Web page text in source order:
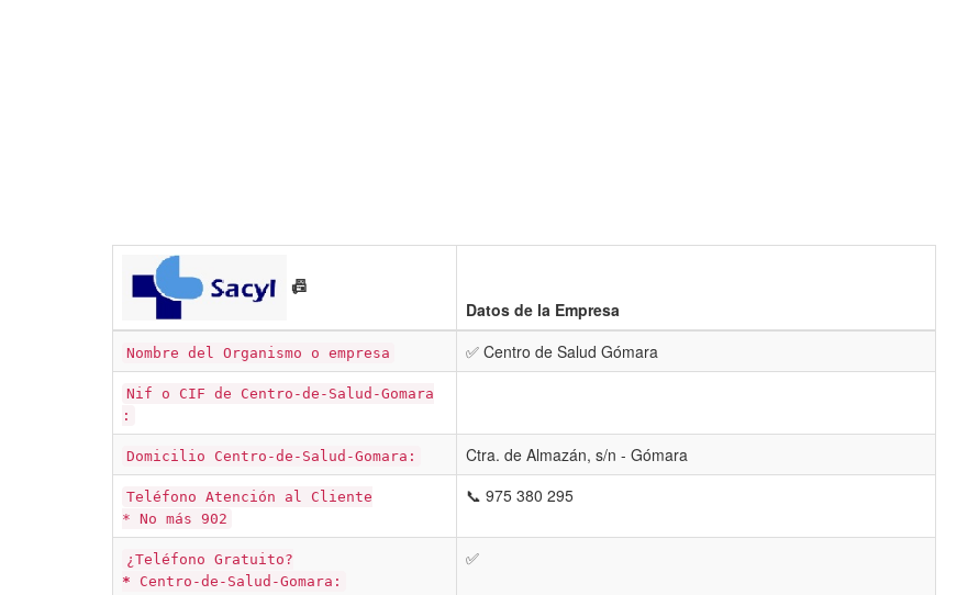
📠
Datos de la Empresa
Nombre del Organismo o empresa ✅ Centro de Salud Gómara
Nif o CIF de Centro-de-Salud-Gomara
:
Domicilio Centro-de-Salud-Gomara: Ctra. de Almazán, s/n - Gómara
Teléfono Atención al Cliente
* No más 902
📞 975 380 295
¿Teléfono Gratuito?
* Centro-de-Salud-Gomara:
✅